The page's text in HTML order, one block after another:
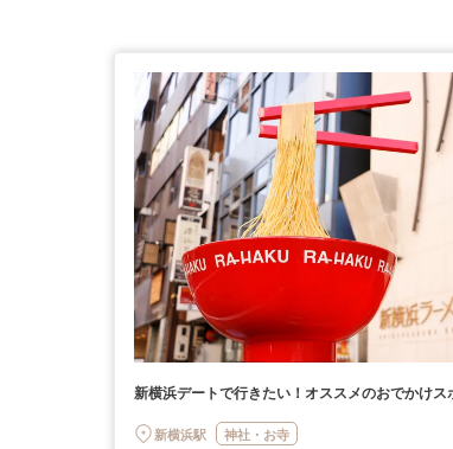
新横浜デートで行きたい！オススメのおでかけス
新横浜駅 神社・お寺